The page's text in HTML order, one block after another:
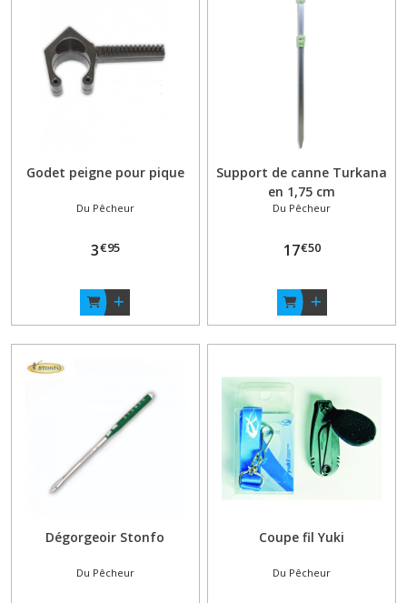
Godet peigne pour pique
Du Pêcheur
3€95
Support de canne Turkana
en 1,75 cm
Du Pêcheur
17€50
Dégorgeoir Stonfo
Du Pêcheur
Coupe fil Yuki
Du Pêcheur
résultats